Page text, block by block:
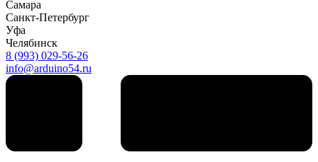
Самара
Санкт-Петербург
Уфа
Челябинск
8 (993) 029-56-26
info@arduino54.ru